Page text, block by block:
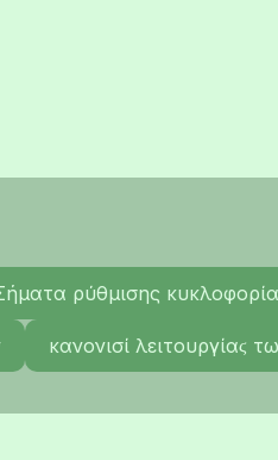
ρύθμισης
κανονισί λειτουργίαϛ